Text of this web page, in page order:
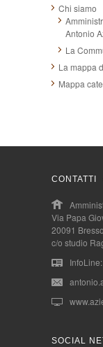
Chi siamo
Antonio
La
La mappa
Mappa
CONTATTI
Via Papa
20091 Bresso
c/o studio
SOCIAL